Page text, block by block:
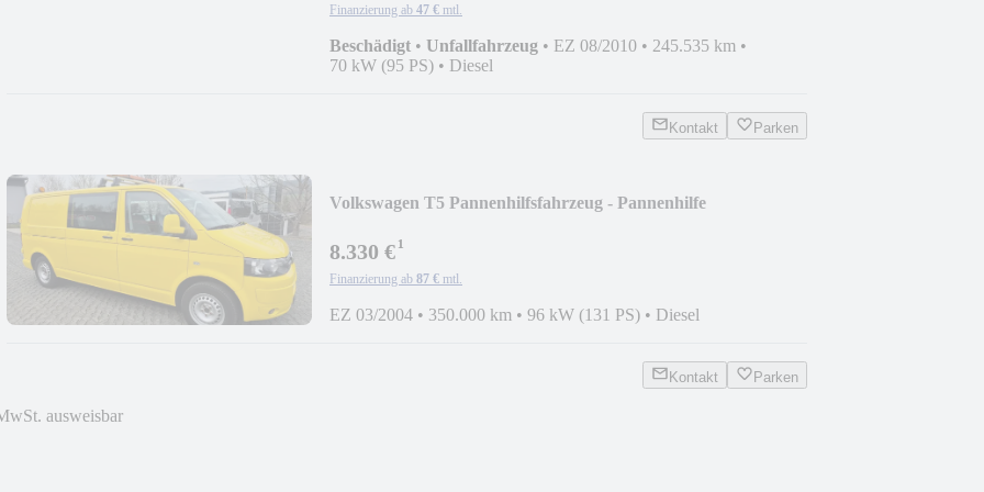
Finanzierung ab 47 € mtl.
Beschädigt • Unfallfahrzeug • EZ 08/2010 • 245.535 km •
70 kW (95 PS) • Diesel
Kontakt Parken
Volkswagen T5 Pannenhilfsfahrzeug - Pannenhilfe
8.330 €¹
Finanzierung ab 87 € mtl.
EZ 03/2004 • 350.000 km • 96 kW (131 PS) • Diesel
Kontakt Parken
ausweisbar